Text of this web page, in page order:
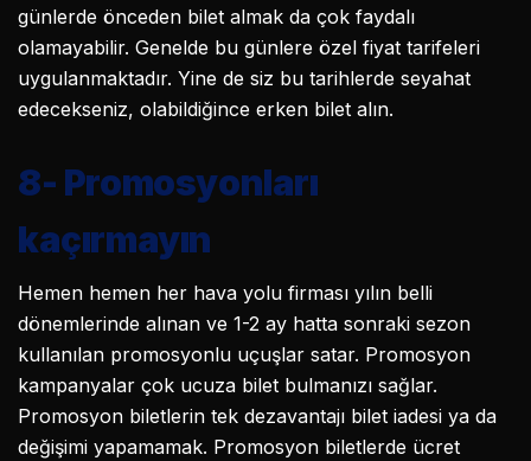
günlerde önceden bilet almak da çok faydalı
olamayabilir. Genelde bu günlere özel fiyat tarifeleri
uygulanmaktadır. Yine de siz bu tarihlerde seyahat
edecekseniz, olabildiğince erken bilet alın.
8- Promosyonları
kaçırmayın
Hemen hemen her hava yolu firması yılın belli
dönemlerinde alınan ve 1-2 ay hatta sonraki sezon
kullanılan promosyonlu uçuşlar satar. Promosyon
kampanyalar çok ucuza bilet bulmanızı sağlar.
Promosyon biletlerin tek dezavantajı bilet iadesi ya da
değişimi yapamamak. Promosyon biletlerde ücret